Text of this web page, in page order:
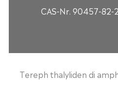
CAS-Nr. 90457-82-2
Tereph thalyliden di